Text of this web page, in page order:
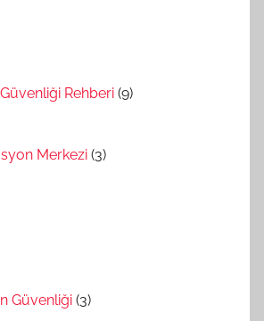
Rehberi (9)
Merkezi (3)
Güvenliği (3)